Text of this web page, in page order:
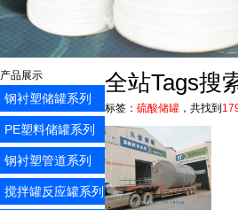
产品展示
钢衬塑储罐系列
PE塑料储罐系列
钢衬塑管道系列
搅拌罐反应罐系列
全站Tags搜
标签： 硫酸储罐 ，共找到